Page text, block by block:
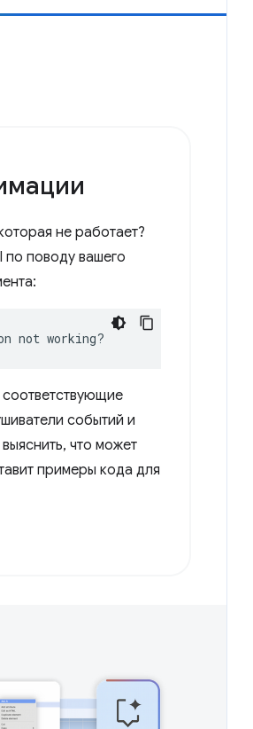
не работает?
поводу вашего
not working?
событий и
что может
примеры кода для